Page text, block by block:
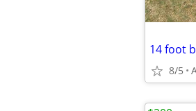
14 foot
8/5